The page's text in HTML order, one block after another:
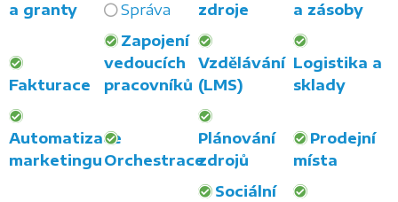
a granty
Správa
zdroje
a zásoby
Fakturace
Zapojení
vedoucích
pracovníků
Vzdělávání
(LMS)
Logistika a
sklady
Automatizace
marketingu Orchestrace
Plánování
zdrojů
Prodejní
místa
Sociální